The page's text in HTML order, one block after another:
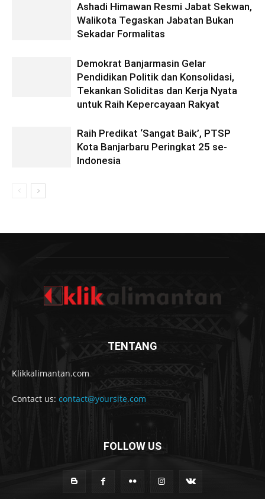
Ashadi Himawan Resmi Jabat Sekwan,
Walikota Tegaskan Jabatan Bukan
Sekadar Formalitas
Demokrat Banjarmasin Gelar
Pendidikan Politik dan Konsolidasi,
Tekankan Soliditas dan Kerja Nyata
untuk Raih Kepercayaan Rakyat
Raih Predikat ‘Sangat Baik’, PTSP
Kota Banjarbaru Peringkat 25 se-
Indonesia
TENTANG
Klikkalimantan.com
Contact us: contact@yoursite.com
FOLLOW US